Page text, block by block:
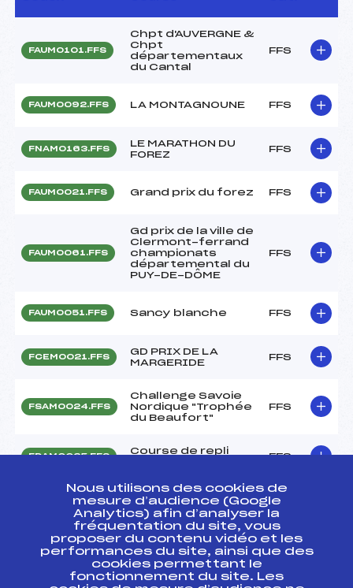
FAUM0101.FFS
Chpt d'AUVERGNE &
Chpt
départementaux
du Cantal
FFS
FAUM0092.FFS LA MONTAGNOUNE FFS
FNAM0163.FFS
LE MARATHON DU
FOREZ
FFS
FAUM0021.FFS Grand prix du forez FFS
FAUM0061.FFS
Gd prix de la ville de
Clermont-ferrand
championats
départemental du
PUY-DE-DÔME
FFS
FAUM0051.FFS Sancy blanche FFS
FCEM0021.FFS
GD PRIX DE LA
MARGERIDE
FFS
FSAM0024.FFS
Challenge Savoie
Nordique "Trophée
du Beaufort"
FFS
FDAM0025.FFS
Course de repli
FFS
FNAM0013.FFS
NORDIC
CHALLENGE FFS
(Dimanche 6/12)
FFS
FNAM0014.FFS
NORDIC
CHALLENGE FFS
(Samedi 5/12)
Nous utilisons des cookies de
mesure d’audience (Google
Analytics) afin d’analyser la
fréquentation du site, vous
proposer du contenu vidéo et les
performances du site, ainsi que des
cookies permettant le
fonctionnement du site. Les